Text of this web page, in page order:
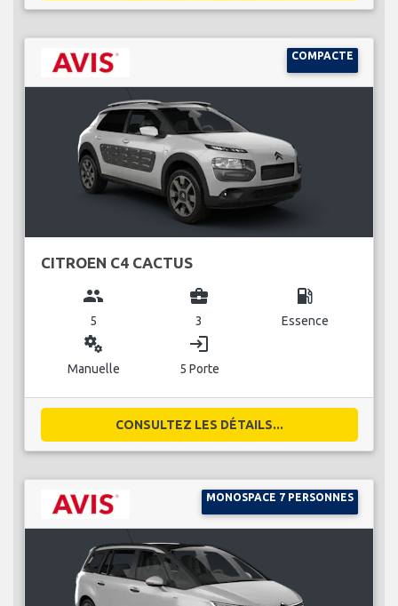
COMPACTE
CITROEN C4 CACTUS
group
5
business_center
3
local_gas_station
Essence
miscellaneous_services
Manuelle
login
5 Porte
CONSULTEZ LES DÉTAILS...
MONOSPACE 7 PERSONNES